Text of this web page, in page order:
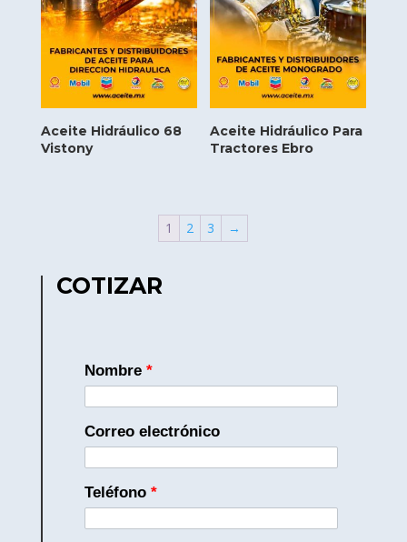
Aceite Hidráulico 68
Vistony
Aceite Hidráulico Para
Tractores Ebro
1 2 3 →
COTIZAR
Nombre *
Correo electrónico
Teléfono *